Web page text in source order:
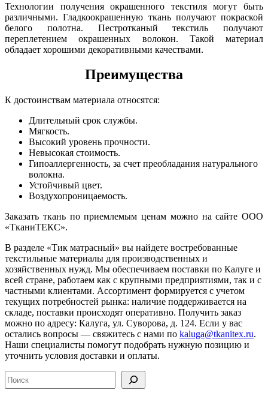
Технологии получения окрашенного текстиля могут быть
различными. Гладкоокрашенную ткань получают покраской
белого полотна. Пестротканый текстиль получают
переплетением окрашенных волокон. Такой материал
обладает хорошими декоративными качествами.
Преимущества
К достоинствам материала относятся:
Длительный срок службы.
Мягкость.
Высокий уровень прочности.
Невысокая стоимость.
Гипоаллергенность, за счет преобладания натурального
волокна.
Устойчивый цвет.
Воздухопроницаемость.
Заказать ткань по приемлемым ценам можно на сайте ООО
«ТканиТЕКС».
В разделе «Тик матрасный» вы найдете востребованные
текстильные материалы для производственных и
хозяйственных нужд. Мы обеспечиваем поставки по Калуге и
всей стране, работаем как с крупными предприятиями, так и с
частными клиентами. Ассортимент формируется с учетом
текущих потребностей рынка: наличие поддерживается на
складе, поставки происходят оперативно. Получить заказ
можно по адресу: Калуга, ул. Суворова, д. 124. Если у вас
остались вопросы — свяжитесь с нами по kaluga@tkanitex.ru.
Наши специалисты помогут подобрать нужную позицию и
уточнить условия доставки и оплаты.
Поиск